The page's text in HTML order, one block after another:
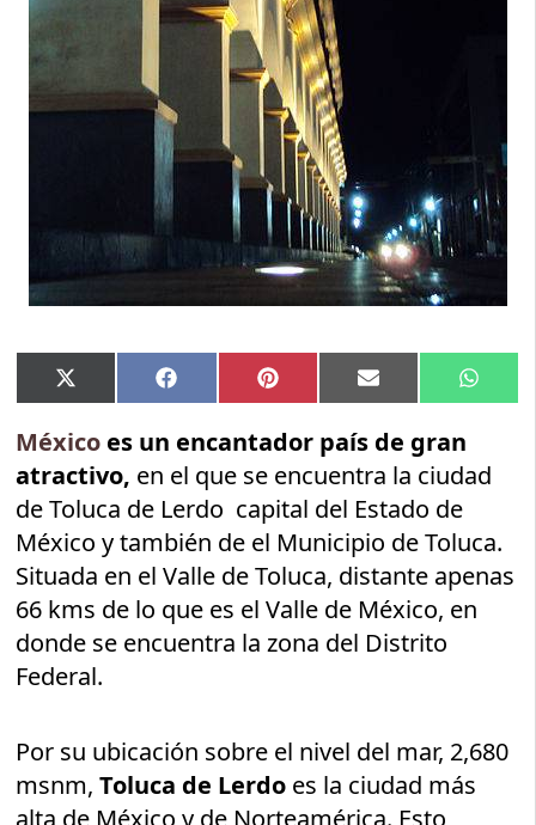
Compartir
en
X
(Twitter)
Compartir
en
Facebook Compartir
en
Pinterest Compartir
en
Email
en
México es un encantador país de gran
atractivo, en el que se encuentra la ciudad
de Toluca de Lerdo capital del Estado de
México y también de el Municipio de Toluca.
Situada en el Valle de Toluca, distante apenas
66 kms de lo que es el Valle de México, en
donde se encuentra la zona del Distrito
Federal.
Por su ubicación sobre el nivel del mar, 2,680
msnm,Toluca de Lerdo es la ciudad más
alta de México y de Norteamérica. Esto